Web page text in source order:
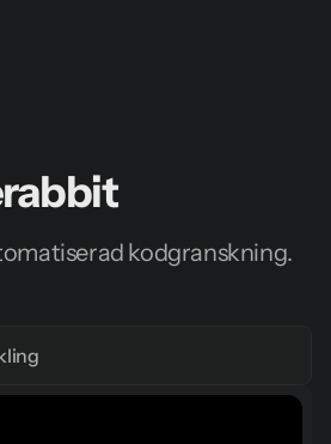
kodgranskning.